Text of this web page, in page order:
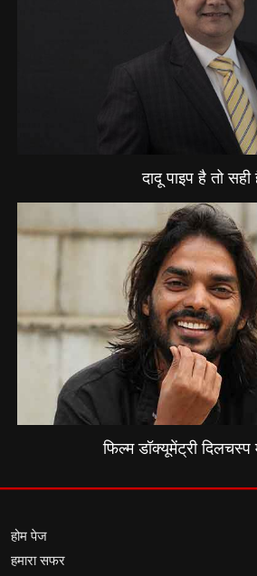
दादू पाइप है तो सही
फिल्म डॉक्यूमेंट्री दिलचस्प
होम पेज
हमारा सफर